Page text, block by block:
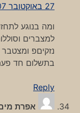
27 באוקטובר 2007 בשעה 23:10
ומה בנוגע
למצברים
נזקיםפ
בתשלום חד
Reply
אפרת